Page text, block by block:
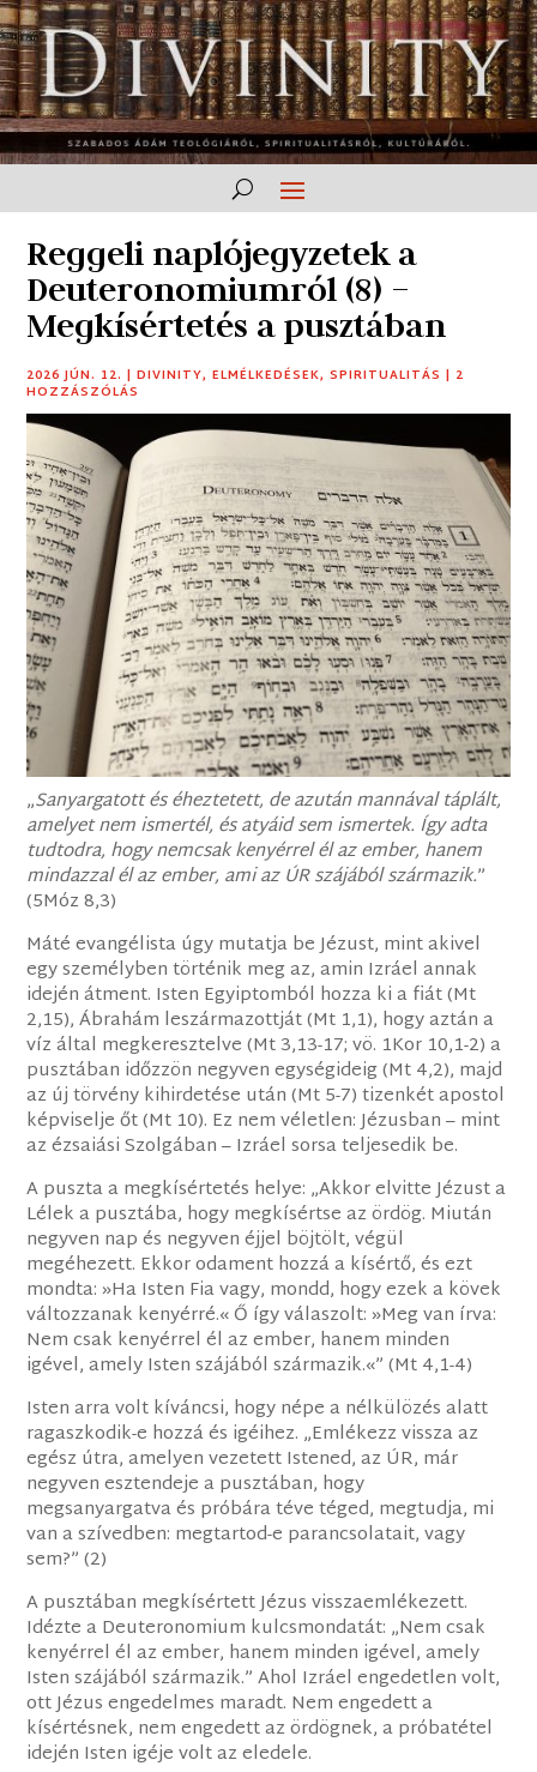
Reggeli naplójegyzetek a
Deuteronomiumról (8) –
Megkísértetés a pusztában
2026 JÚN. 12. |DIVINITY,ELMÉLKEDÉSEK,SPIRITUALITÁS | 2
HOZZÁSZÓLÁS
„Sanyargatott és éheztetett, de azután mannával táplált,
amelyet nem ismertél, és atyáid sem ismertek. Így adta
tudtodra, hogy nemcsak kenyérrel él az ember, hanem
mindazzal él az ember, ami az ÚR szájából származik.”
(5Móz 8,3)
Máté evangélista úgy mutatja be Jézust, mint akivel
egy személyben történik meg az, amin Izráel annak
idején átment. Isten Egyiptomból hozza ki a fiát (Mt
2,15), Ábrahám leszármazottját (Mt 1,1), hogy aztán a
víz által megkeresztelve (Mt 3,13-17; vö. 1Kor 10,1-2) a
pusztában időzzön negyven egységideig (Mt 4,2), majd
az új törvény kihirdetése után (Mt 5-7) tizenkét apostol
képviselje őt (Mt 10). Ez nem véletlen: Jézusban – mint
az ézsaiási Szolgában – Izráel sorsa teljesedik be.
A puszta a megkísértetés helye: „Akkor elvitte Jézust a
Lélek a pusztába, hogy megkísértse az ördög. Miután
negyven nap és negyven éjjel böjtölt, végül
megéhezett. Ekkor odament hozzá a kísértő, és ezt
mondta: »Ha Isten Fia vagy, mondd, hogy ezek a kövek
változzanak kenyérré.« Ő így válaszolt: »Meg van írva:
Nem csak kenyérrel él az ember, hanem minden
igével, amely Isten szájából származik.«” (Mt 4,1-4)
Isten arra volt kíváncsi, hogy népe a nélkülözés alatt
ragaszkodik-e hozzá és igéihez. „Emlékezz vissza az
egész útra, amelyen vezetett Istened, az ÚR, már
negyven esztendeje a pusztában, hogy
megsanyargatva és próbára téve téged, megtudja, mi
van a szívedben: megtartod-e parancsolatait, vagy
sem?” (2)
A pusztában megkísértett Jézus visszaemlékezett.
Idézte a Deuteronomium kulcsmondatát: „Nem csak
kenyérrel él az ember, hanem minden igével, amely
Isten szájából származik.” Ahol Izráel engedetlen volt,
ott Jézus engedelmes maradt. Nem engedett a
kísértésnek, nem engedett az ördögnek, a próbatétel
idején Isten igéje volt az eledele.